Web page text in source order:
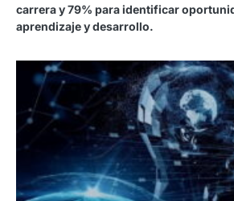
carrera y 79% para identificar
aprendizaje y desarrollo.